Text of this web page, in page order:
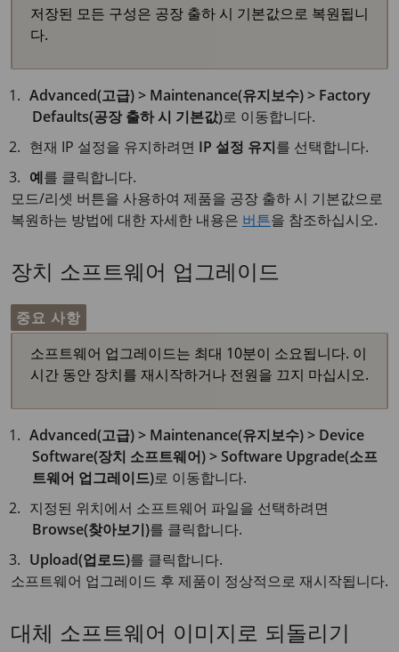
저장된 모든 구성은 공장 출하 시 기본값으로 복원됩니
다.
Advanced(고급) > Maintenance(유지보수) > Factory
Defaults(공장 출하 시 기본값)로 이동합니다.
현재 IP 설정을 유지하려면 IP 설정 유지를 선택합니다.
예를 클릭합니다.
모드/리셋 버튼을 사용하여 제품을 공장 출하 시 기본값으로
복원하는 방법에 대한 자세한 내용은 버튼을 참조하십시오.
장치 소프트웨어 업그레이드
중요 사항
소프트웨어 업그레이드는 최대 10분이 소요됩니다. 이
시간 동안 장치를 재시작하거나 전원을 끄지 마십시오.
Advanced(고급) > Maintenance(유지보수) > Device
Software(장치 소프트웨어) > Software Upgrade(소프
트웨어 업그레이드)로 이동합니다.
지정된 위치에서 소프트웨어 파일을 선택하려면
Browse(찾아보기)를 클릭합니다.
Upload(업로드)를 클릭합니다.
소프트웨어 업그레이드 후 제품이 정상적으로 재시작됩니다.
대체 소프트웨어 이미지로 되돌리기